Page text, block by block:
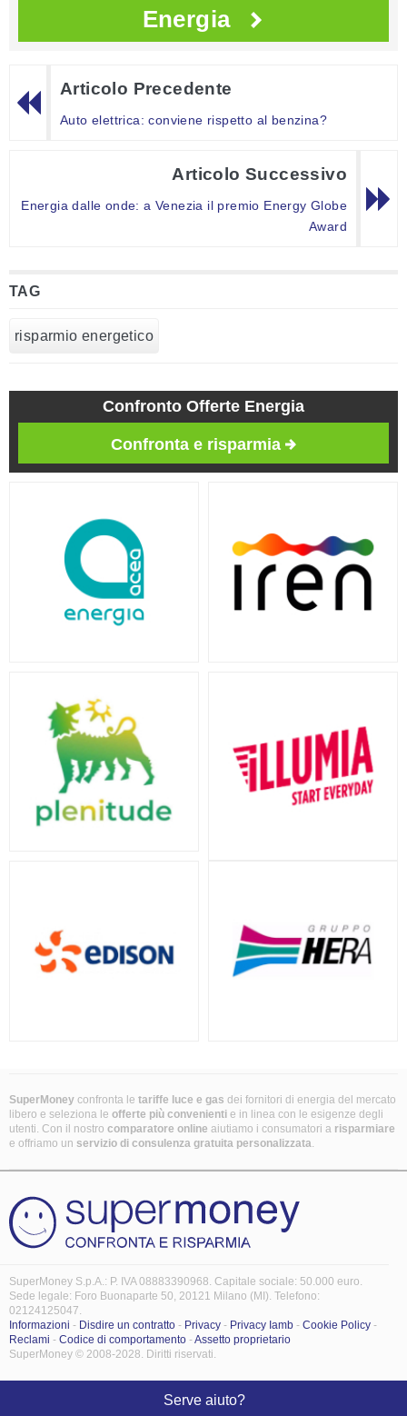
Energia
Articolo Precedente
Auto elettrica: conviene rispetto al benzina?
Articolo Successivo
Energia dalle onde: a Venezia il premio Energy Globe
Award
TAG
risparmio energetico
Confronto Offerte Energia
Confronta e risparmia
SuperMoney confronta le tariffe luce e gas dei fornitori di energia del mercato
libero e seleziona le offerte più convenienti e in linea con le esigenze degli
utenti. Con il nostro comparatore online aiutiamo i consumatori a risparmiare
e offriamo un servizio di consulenza gratuita personalizzata.
SuperMoney S.p.A.: P. IVA 08883390968. Capitale sociale: 50.000 euro.
Sede legale: Foro Buonaparte 50, 20121 Milano (MI). Telefono:
02124125047.
Informazioni - Disdire un contratto - Privacy - Privacy Iamb - Cookie Policy -
Reclami - Codice di comportamento -Assetto proprietario
SuperMoney © 2008-2028. Diritti riservati.
Serve aiuto?